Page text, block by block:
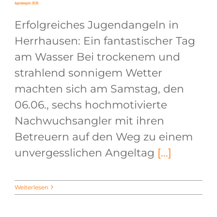
Jugendangeln 2026
Erfolgreiches Jugendangeln in
Herrhausen: Ein fantastischer Tag
am Wasser Bei trockenem und
strahlend sonnigem Wetter
machten sich am Samstag, den
06.06., sechs hochmotivierte
Nachwuchsangler mit ihren
Betreuern auf den Weg zu einem
unvergesslichen Angeltag [...]
Weiterlesen